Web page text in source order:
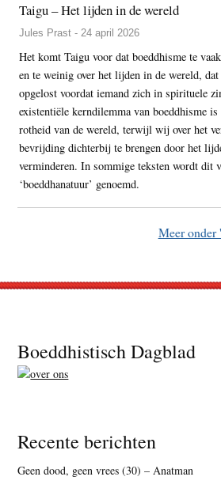
Taigu – Het lijden in de wereld
Jules Prast - 24 april 2026
Het komt Taigu voor dat boeddhisme te
en te weinig over het lijden in de wereld,
opgelost voordat iemand zich in spirituele
existentiële kerndilemma van boeddhisme
rotheid van de wereld, terwijl wij over het
bevrijding dichterbij te brengen door het
verminderen. In sommige teksten wordt dit
‘boeddhanatuur’ genoemd.
Meer onder
Footer
Boeddhistisch Dagblad
Recente berichten
Geen dood, geen vrees (30) – Anatman